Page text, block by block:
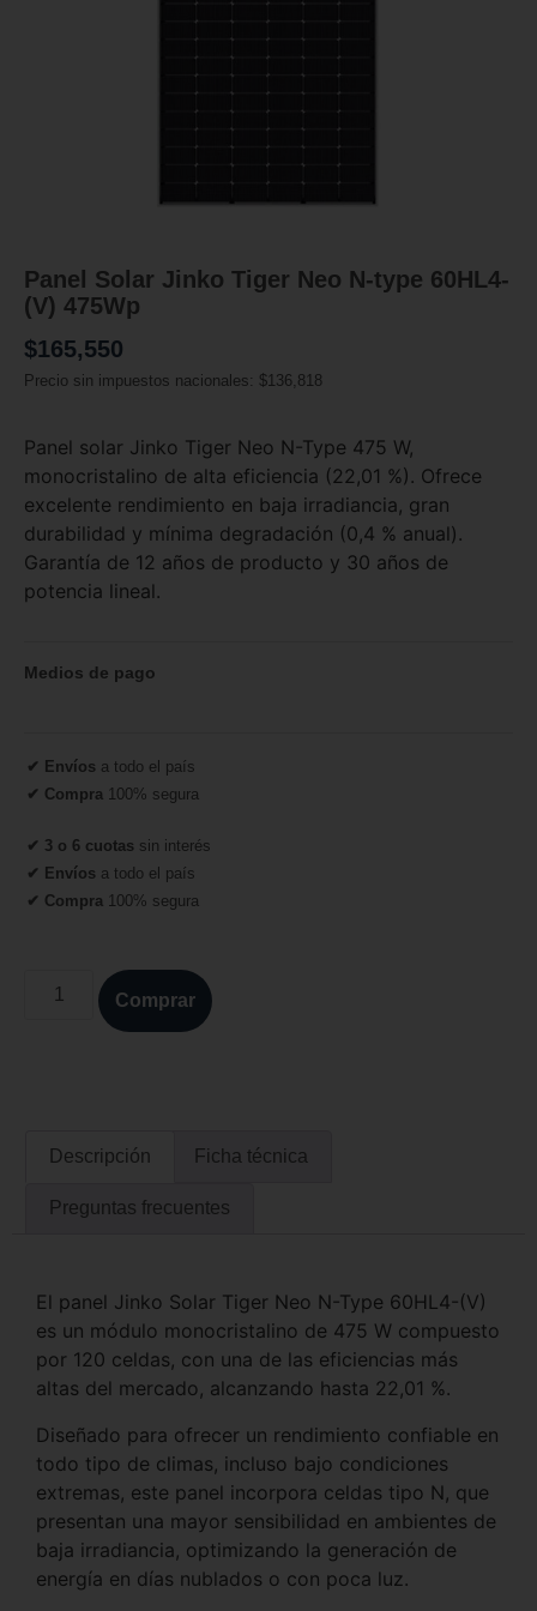
Panel Solar Jinko Tiger Neo N-type 60HL4-
(V) 475Wp
$165,550
Precio sin impuestos nacionales: $136,818
Panel solar Jinko Tiger Neo N-Type 475 W,
monocristalino de alta eficiencia (22,01 %). Ofrece
excelente rendimiento en baja irradiancia, gran
durabilidad y mínima degradación (0,4 % anual).
Garantía de 12 años de producto y 30 años de
potencia lineal.
Medios de pago
✔ Envíos a todo el país
✔ Compra 100% segura
✔ 3 o 6 cuotas sin interés
✔ Envíos a todo el país
✔ Compra 100% segura
Comprar
Descripción Ficha técnica
Preguntas frecuentes
El panel Jinko Solar Tiger Neo N-Type 60HL4-(V)
es un módulo monocristalino de 475 W compuesto
por 120 celdas, con una de las eficiencias más
altas del mercado, alcanzando hasta 22,01 %.
Diseñado para ofrecer un rendimiento confiable en
todo tipo de climas, incluso bajo condiciones
extremas, este panel incorpora celdas tipo N, que
presentan una mayor sensibilidad en ambientes de
baja irradiancia, optimizando la generación de
energía en días nublados o con poca luz.